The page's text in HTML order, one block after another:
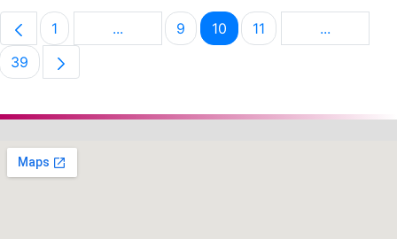
Página
1 ...Páginas intermedias Use TAB para
Página
9 Página
10 Página
11 ...Páginas
Página
39